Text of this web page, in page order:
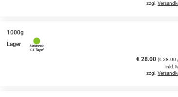
zzgl.
1000g
Lager
€ 28.00 (€ 28.00
inkl.
zzgl.